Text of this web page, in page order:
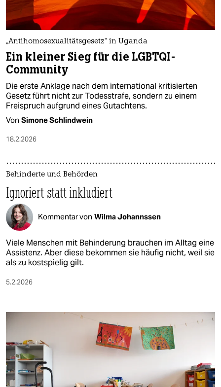
„Antihomosexualitätsgesetz“ in Uganda
Ein kleiner Sieg für die LGBTQI-
Community
Die erste Anklage nach dem international kritisierten
Gesetz führt nicht zur Todesstrafe, sondern zu einem
Freispruch aufgrund eines Gutachtens.
Von Simone Schlindwein
18.2.2026
Behinderte und Behörden
Ignoriert statt inkludiert
Kommentar von Wilma Johannssen
Viele Menschen mit Behinderung brauchen im Alltag eine
Assistenz. Aber diese bekommen sie häufig nicht, weil sie
als zu kostspielig gilt.
5.2.2026